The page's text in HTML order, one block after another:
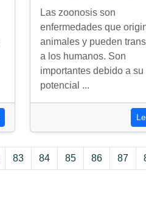
Las zoonosis son
enfermedades que
animales y pueden
a los humanos. Son
importantes debido a su
potencial ...
83 84 85 86 87